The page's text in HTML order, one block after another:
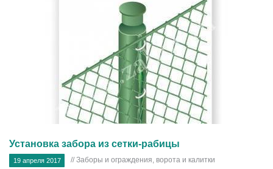
Установка забора из сетки-рабицы
19 апреля 2017 // Заборы и ограждения, ворота и калитки